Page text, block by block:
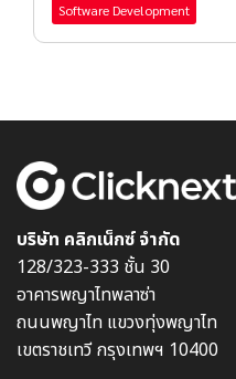
Software Development
บริษัท คลิกเน็กซ์ จำกัด
128/323-333 ชั้น 30
อาคารพญาไทพลาซ่า
ถนนพญาไท แขวงทุ่งพญาไท
เขตราชเทวี กรุงเทพฯ 10400